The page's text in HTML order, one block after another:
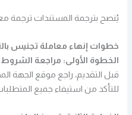
يُنصح بترجمة المستندات ترجمة
خطوات إنهاء معاملة تجنيس
الخطوة الأولى: مراجعة
قبل التقديم، راجع موقع الجهة
للتأكد من استيفاء جميع